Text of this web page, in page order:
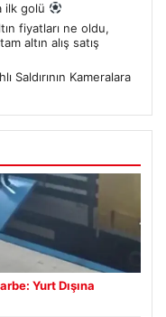
ilk golü
fiyatları ne oldu,
altın alış satış
Saldırının Kameralara
Yurt Dışına